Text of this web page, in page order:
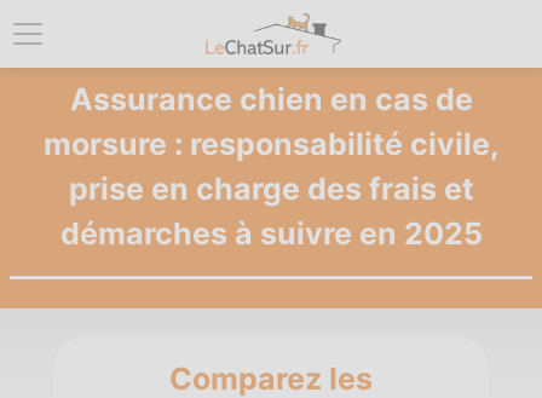
Assurance chien en cas de
morsure : responsabilité civile,
prise en charge des frais et
démarches à suivre en 2025
Comparez les